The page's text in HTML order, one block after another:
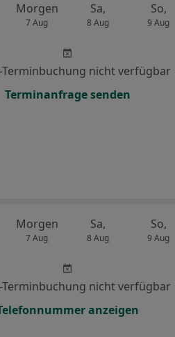
Morgen
7 Aug
Sa,
8 Aug
So,
9 Aug
Terminbuchung nicht verfügbar
Terminanfrage senden
Morgen
7 Aug
Sa,
8 Aug
So,
9 Aug
Terminbuchung nicht verfügbar
anzeigen